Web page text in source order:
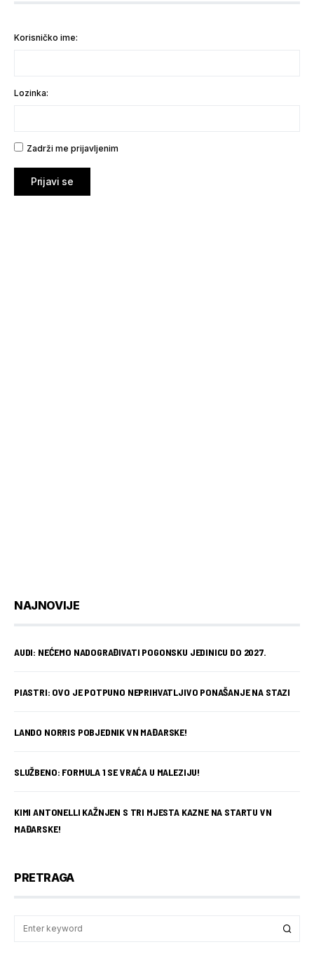
Korisničko ime:
Lozinka:
Zadrži me prijavljenim
Prijavi se
NAJNOVIJE
AUDI: NEĆEMO NADOGRAĐIVATI POGONSKU JEDINICU DO 2027.
PIASTRI: OVO JE POTPUNO NEPRIHVATLJIVO PONAŠANJE NA STAZI
LANDO NORRIS POBJEDNIK VN MAĐARSKE!
SLUŽBENO: FORMULA 1 SE VRAĆA U MALEZIJU!
KIMI ANTONELLI KAŽNJEN S TRI MJESTA KAZNE NA STARTU VN
MAĐARSKE!
PRETRAGA